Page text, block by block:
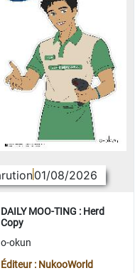
01/08/2026
DAILY MOO-TING : Herd
Copy
o-okun
Éditeur : NukooWorld